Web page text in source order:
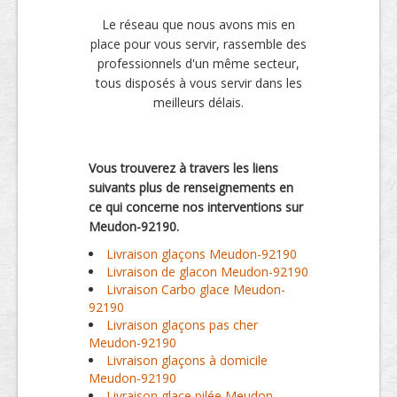
Le réseau que nous avons mis en
place pour vous servir, rassemble des
professionnels d'un même secteur,
tous disposés à vous servir dans les
meilleurs délais.
Vous trouverez à travers les liens
suivants plus de renseignements en
ce qui concerne nos interventions sur
Meudon-92190.
Livraison glaçons Meudon-92190
Livraison de glacon Meudon-92190
Livraison Carbo glace Meudon-
92190
Livraison glaçons pas cher
Meudon-92190
Livraison glaçons à domicile
Meudon-92190